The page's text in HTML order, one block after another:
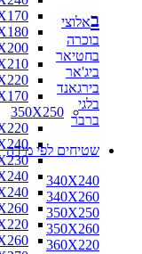
350X250
באלוצי
בוכרה
בחטיאר
ביג'אר
בירגאנד
בלגי
ברבר
שטיחים לפי מידה
340X240
340X260
350X250
350X260
360X220